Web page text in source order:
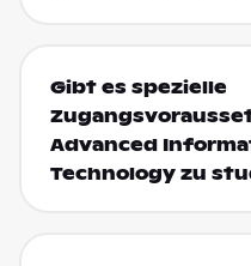
Gibt es spezielle
Advanced
Technology zu